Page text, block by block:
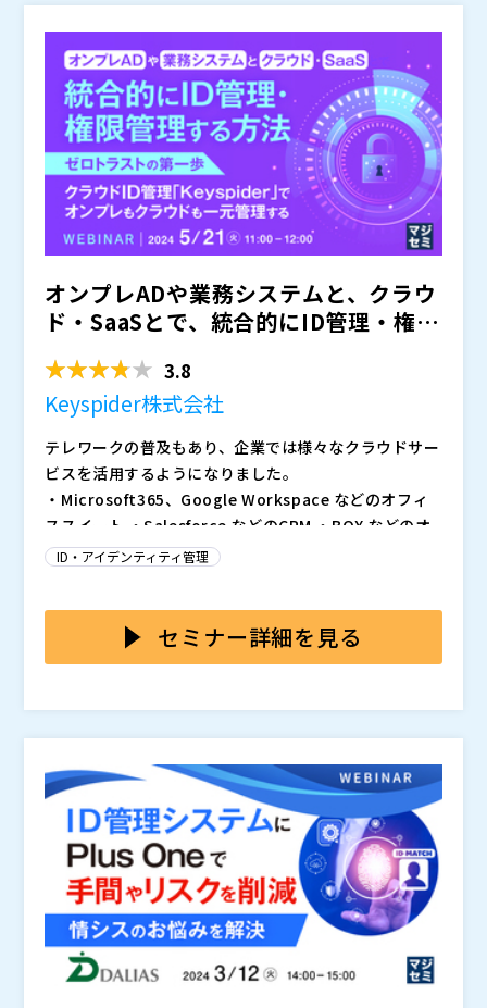
があります。
このような「ID管理」業務は、J-SOX法に基づく内部統
制の対象であり、監査の対象になります。 また、上場
企業はもちろんのこと、その関連会社も監査の対象で
す。
本セミナーでは、オンプレAD／AzureAD、又は人事シ
ステムのユーザーを、各種クラウドやオンプレAD／Az
ureAD、及びオンプレミスのシステムに自動連携する方
法について、クラウドID管理サービス「Keyspider」を
使った実装を解説します。
※当日いただいたご質問は後日開催企業より直接回答さ
せていただきます
Keyspider株式会社（）
アイシーティーリンク株式会社（）
株式会社アクシオ（）
かもめエンジニアリング株式会社（ ）
株式会社オープンソース活用研究所（
会社（） ※共催、協賛、協力、講演企業は将来的に追
加、削除される可能性があります。
オンプレADや業務システムと、クラウ
ド・SaaSとで、統合的にID管理・権限
3.8
Keyspider株式会社
テレワークの普及もあり、企業では様々なクラウドサー
ビスを活用するようになりました。
・Microsoft365、Google Workspace などのオフィ
ススイート ・Salesforce などのCRM ・BOX などのオ
ンラインストレージ ・Slack、LINEWORKS、ChatWo
アやWebデータベース ・コンカー、楽々精算、マネー
フォワード などの経費精算 ・ジョブカン、KING OF TI
このような状況の中、人事情報やADなどを元に、全て
のクラウドサービスのアカウントや権限を管理する必要
の生成、人事異動などによる所属や権限の変更、退職し
た社員のアカウント削除などを、タイムリーに行う必要
当然ながら、オンプレミスのシステムについても同様で
す。
このような「ID管理」業務は、J-SOX法に基づく内部統
制の対象であり、監査の対象になります。 また、上場
企業はもちろんのこと、その関連会社も監査の対象で
す。
本セミナーでは、オンプレAD／AzureAD、又は人事シ
ステムのユーザーを、各種クラウドやオンプレAD／Az
ureAD、及びオンプレミスのシステムに自動連携する方
法について、クラウドID管理サービス「Keyspider」を
使った実装を解説します。
Keyspider株式会社（）
アイシーティーリンク株式会社（）
株式会社アクシオ（）
ID・アイデンティティ管理
セミナー詳細を見る